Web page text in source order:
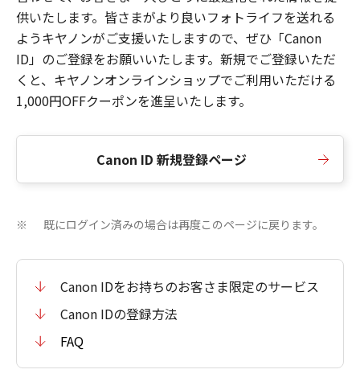
供いたします。皆さまがより良いフォトライフを送れる
ようキヤノンがご支援いたしますので、ぜひ「Canon
ID」のご登録をお願いいたします。新規でご登録いただ
くと、キヤノンオンラインショップでご利用いただける
1,000円OFFクーポンを進呈いたします。
Canon ID 新規登録ページ
※ 既にログイン済みの場合は再度このページに戻ります。
Canon IDをお持ちのお客さま限定のサービス
Canon IDの登録方法
FAQ